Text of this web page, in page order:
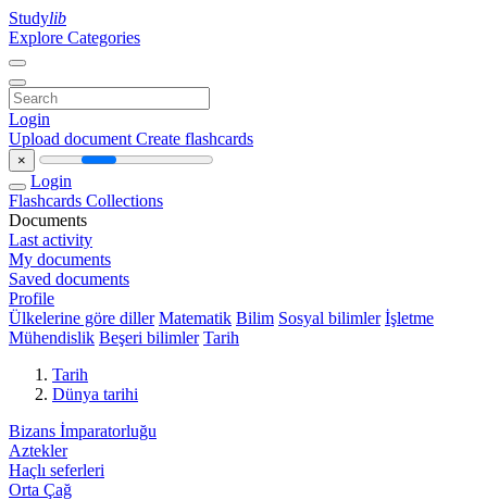
Studylib
Explore Categories
Login
Upload document Create flashcards
×
Login
Flashcards Collections
Documents
Last activity
My documents
Saved documents
Profile
Ülkelerine göre diller Matematik Bilim Sosyal bilimler İşletme
Mühendislik Beşeri bilimler Tarih
Tarih
Dünya tarihi
Bizans İmparatorluğu
Aztekler
Haçlı seferleri
Orta Çağ